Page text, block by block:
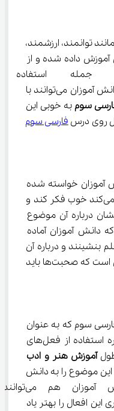
توانمند، ارزشمند،
به دانش‌آموزان آموزش داده شده و از
جمله
کامل‌تری از معنی آنها ایجاد شود. دانش آموزان می‌توانند با
سوم به خوبی این
روی درس فارسی سوم
خواسته شده
که روی موضوعی که معلم انتخاب می‌کند خوب فکر کند و
درباره آن موضوع
دانش آموزان آماده
بنشینند و درباره آن
موضوع صحبت کنند. نکته مهم این است که صحبت‌ها باید
سوم که به عنوان
بیاموز و بگو آورده شده است درباره استفاده از فعل‌های
آموزش هنر و ادب
متعدد این موضوع را به دانش
آموزان آموزش می‌دهد. دانش آموزان هم می‌توانند
این افعال را بهتر یاد